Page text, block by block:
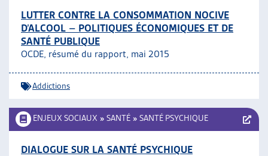
LUTTER CONTRE LA CONSOMMATION NOCIVE
D’ALCOOL – POLITIQUES ÉCONOMIQUES ET DE
SANTÉ PUBLIQUE
OCDE, résumé du rapport, mai 2015
Addictions
ENJEUX SOCIAUX » SANTÉ » SANTÉ PSYCHIQUE
DIALOGUE SUR LA SANTÉ PSYCHIQUE